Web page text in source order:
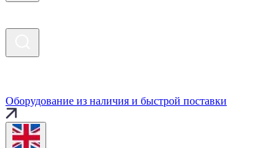
Оборудование из наличия и быстрой поставки